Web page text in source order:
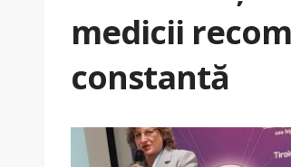
medicii
constantă